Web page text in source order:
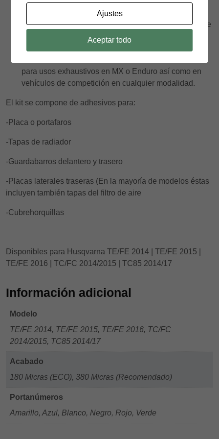
calidad recubierto de laminado de 180 Micras. Apto
para motos de carretera y uso ocasional en otro tipo de
para usos exhaustivos en MX o Enduro así como en
vehículos de competición en cualquier modalidad.
El kit se compone de adhesivos para:
-Placa o portafaros
-Tapas de radiador
-Guardabarros delantero y trasero
-Placas laterales traseras (En la mayoría de modelos éstas
incluyen también tapas del filtro de aire
-Cubrehorquillas
Disponibles para Husqvarna TE/FE 2014 | TE/FE 2015 |
TE/FE 2016 | TC/FC 2014/2015 | TC85 2014/17
Información adicional
Modelo
TE/FE 2014, TE/FE 2015, TE/FE 2016, TC/FC
2014/2015, TC85 2014/17
Acabado
180 Micras (ECO), 380 Micras (Recomendado)
Portanúmeros
Amarillo, Azul, Blanco, Negro, Rojo, Verde
Ajustes
Aceptar todo